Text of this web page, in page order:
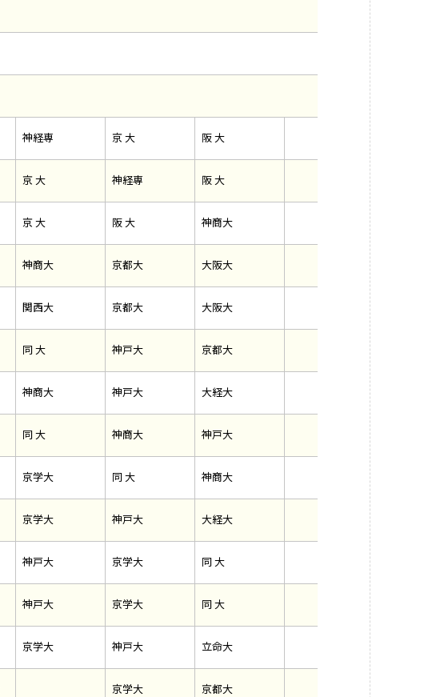
神経専 京 大 阪 大
京 大 神経専 阪 大
京 大 阪 大 神商大
神商大 京都大 大阪大
関西大 京都大 大阪大
同 大 神戸大 京都大
神商大 神戸大 大経大
同 大 神商大 神戸大
京学大 同 大 神商大
京学大 神戸大 大経大
神戸大 京学大 同 大
神戸大 京学大 同 大
京学大 神戸大 立命大
京学大 京都大